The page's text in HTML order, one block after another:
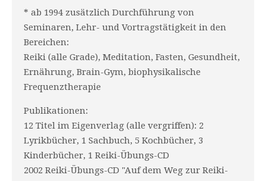
* ab 1994 zusätzlich Durchführung von
Seminaren, Lehr- und Vortragstätigkeit in den
Bereichen:
Reiki (alle Grade), Meditation, Fasten, Gesundheit,
Ernährung, Brain-Gym, biophysikalische
Frequenztherapie
Publikationen:
12 Titel im Eigenverlag (alle vergriffen): 2
Lyrikbücher, 1 Sachbuch, 5 Kochbücher, 3
Kinderbücher, 1 Reiki-Übungs-CD
2002 Reiki-Übungs-CD "Auf dem Weg zur Reiki-